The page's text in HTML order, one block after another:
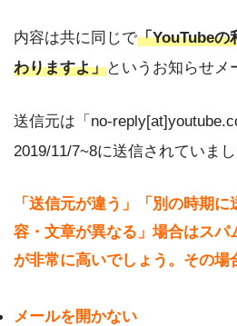
内容は共に同じで「YouTubeの
わりますよ」というお知らせメ
送信元は「no-
2019/11/7~8に送信されていまし
「送信元が違う」「別の時期
容・文章が異なる」場合はスパ
が非常に高いでしょう。その場
メールを開かない